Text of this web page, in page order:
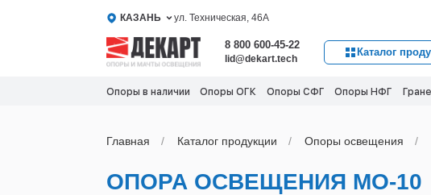
КАЗАНЬ ул. Техническая, 46А
8 800 600-45-22
lid@dekart.tech
Каталог
Опоры в наличии Опоры ОГК Опоры СФГ Опоры НФГ
Главная Каталог продукции Oпоры oсвeщения
ОПОРА ОСВЕЩЕНИЯ МО-10